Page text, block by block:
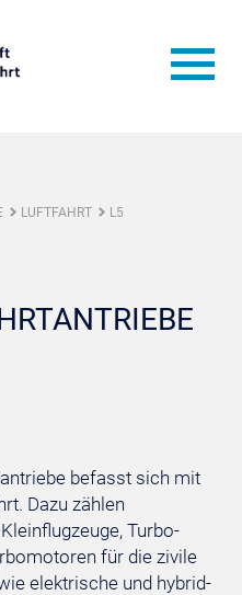
LUFTFAHRT
L5
befasst sich mit
Dazu zählen
Turbo-
für die zivile
elektrische und hybrid-